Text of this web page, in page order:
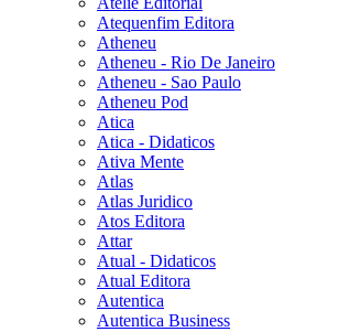
Atequenfim Editora
Atheneu
Atheneu - Rio De Janeiro
Atheneu - Sao Paulo
Atheneu Pod
Atica
Atica - Didaticos
Ativa Mente
Atlas
Atlas Juridico
Atos Editora
Attar
Atual - Didaticos
Atual Editora
Autentica
Autentica Business